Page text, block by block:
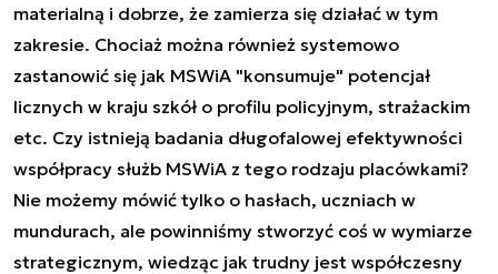
materialną i dobrze, że zamierza się działać w tym
zakresie. Chociaż można również systemowo
zastanowić się jak MSWiA "konsumuje" potencjał
licznych w kraju szkół o profilu policyjnym, strażackim
etc. Czy istnieją badania długofalowej efektywności
współpracy służb MSWiA z tego rodzaju placówkami?
Nie możemy mówić tylko o hasłach, uczniach w
mundurach, ale powinniśmy stworzyć coś w wymiarze
strategicznym, wiedząc jak trudny jest współczesny